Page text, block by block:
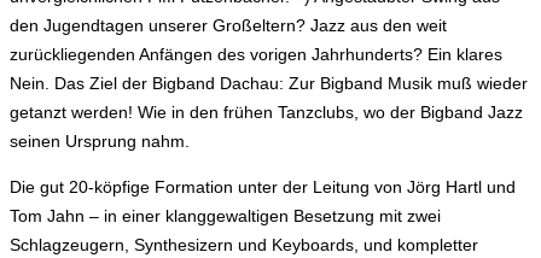
den Jugendtagen unserer Großeltern? Jazz aus den weit
zurückliegenden Anfängen des vorigen Jahrhunderts? Ein klares
Nein. Das Ziel der Bigband Dachau: Zur Bigband Musik muß wieder
getanzt werden! Wie in den frühen Tanzclubs, wo der Bigband Jazz
seinen Ursprung nahm.
Die gut 20-köpfige Formation unter der Leitung von Jörg Hartl und
Tom Jahn – in einer klanggewaltigen Besetzung mit zwei
Schlagzeugern, Synthesizern und Keyboards, und kompletter